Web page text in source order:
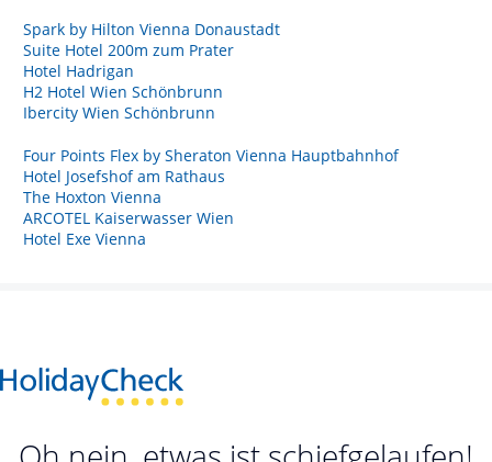
Spark by Hilton Vienna Donaustadt
Suite Hotel 200m zum Prater
Hotel Hadrigan
H2 Hotel Wien Schönbrunn
Ibercity Wien Schönbrunn
Four Points Flex by Sheraton Vienna Hauptbahnhof
Hotel Josefshof am Rathaus
The Hoxton Vienna
ARCOTEL Kaiserwasser Wien
Hotel Exe Vienna